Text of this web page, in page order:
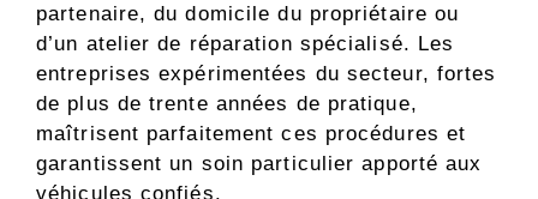
partenaire, du domicile du propriétaire ou
d’un atelier de réparation spécialisé. Les
entreprises expérimentées du secteur, fortes
de plus de trente années de pratique,
maîtrisent parfaitement ces procédures et
garantissent un soin particulier apporté aux
véhicules confiés.